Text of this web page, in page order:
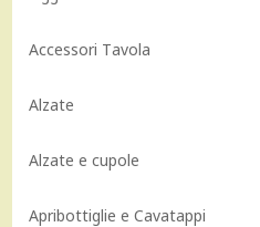
Accessori Tavola
Alzate
Alzate e cupole
Apribottiglie e Cavatappi